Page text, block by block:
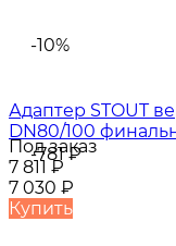
-10%
-781₽
Адаптер STOUT
DN80/100
Под заказ
7 811₽
7 030 ₽
Купить